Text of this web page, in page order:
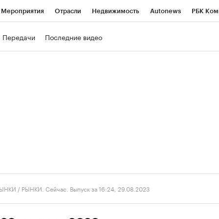
Мероприятия Отрасли Недвижимость Autonews РБК
Передачи Последние видео
/ РЫНКИ. Сейчас. Выпуск за 16:24, 29.08.2023